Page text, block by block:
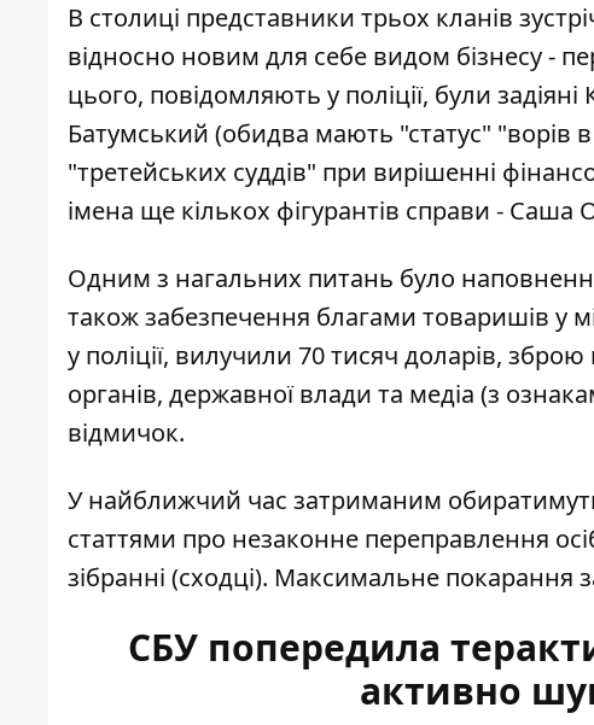
В столиці представники трьох кланів
відносно новим для себе видом бізнесу -
цього, повідомляють у поліції, були
Батумський (обидва мають "статус" "ворів
"третейських суддів" при вирішенні
імена ще кількох фігурантів справи -
Одним з нагальних питань було
також забезпечення благами товаришів у
у поліції, вилучили 70 тисяч доларів,
органів, державної влади та медіа (з
відмичок.
У найближчий час затриманим обиратимуть
статтями про незаконне переправлення
зібранні (сходці). Максимальне покарання
СБУ попередила
активно